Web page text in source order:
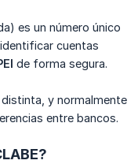
es un número único
cuentas
de forma segura.
distinta, y normalmente
entre bancos.